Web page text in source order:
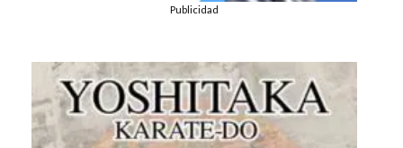
Publicidad